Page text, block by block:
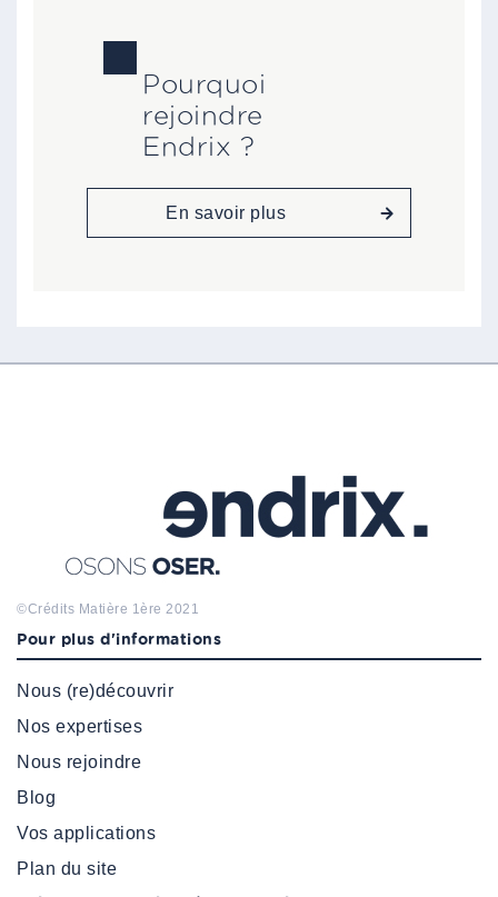
Pourquoi
rejoindre
Endrix ?
En savoir plus
©Crédits Matière 1ère 2021
Pour plus d'informations
Nous (re)découvrir
Nos expertises
Nous rejoindre
Blog
Vos applications
Plan du site